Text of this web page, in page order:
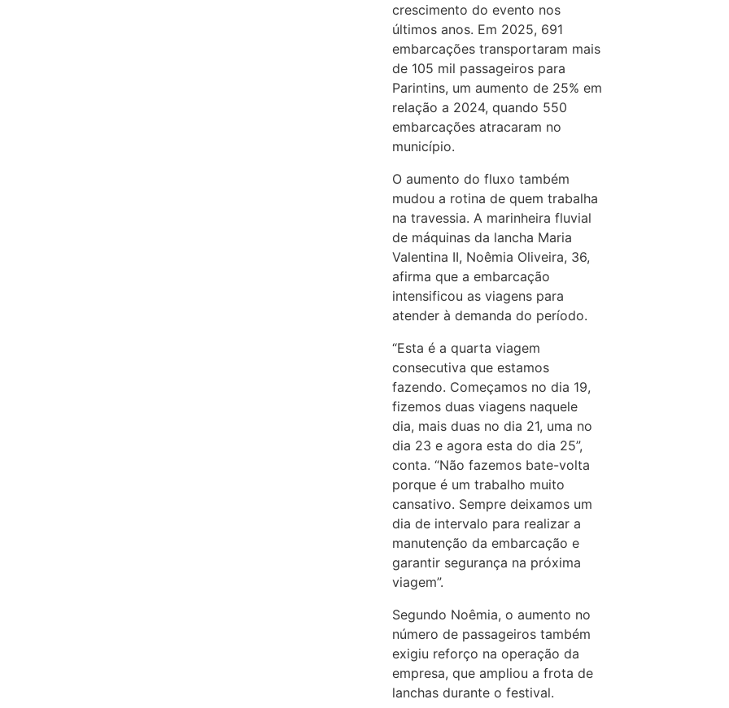
crescimento do evento nos
últimos anos. Em 2025, 691
embarcações transportaram mais
de 105 mil passageiros para
Parintins, um aumento de 25% em
relação a 2024, quando 550
embarcações atracaram no
município.
O aumento do fluxo também
mudou a rotina de quem trabalha
na travessia. A marinheira fluvial
de máquinas da lancha Maria
Valentina II, Noêmia Oliveira, 36,
afirma que a embarcação
intensificou as viagens para
atender à demanda do período.
“Esta é a quarta viagem
consecutiva que estamos
fazendo. Começamos no dia 19,
fizemos duas viagens naquele
dia, mais duas no dia 21, uma no
dia 23 e agora esta do dia 25”,
conta. “Não fazemos bate-volta
porque é um trabalho muito
cansativo. Sempre deixamos um
dia de intervalo para realizar a
manutenção da embarcação e
garantir segurança na próxima
viagem”.
Segundo Noêmia, o aumento no
número de passageiros também
exigiu reforço na operação da
empresa, que ampliou a frota de
lanchas durante o festival.